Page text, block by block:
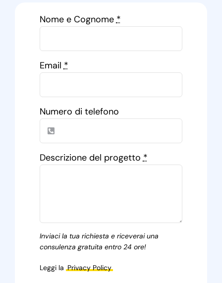
Nome e Cognome*
Email*
Numero di telefono
Descrizione del progetto*
Inviaci la tua richiesta e riceverai una
consulenza gratuita entro 24 ore!
Leggi la Privacy Policy